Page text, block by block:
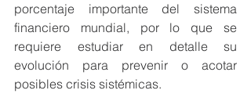
porcentaje importante del sistema
financiero mundial, por lo que se
requiere estudiar en detalle su
evolución para prevenir o acotar
posibles crisis sistémicas.